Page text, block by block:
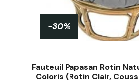
-30%
Fauteuil Papasan Rotin
Coloris (Rotin Clair,